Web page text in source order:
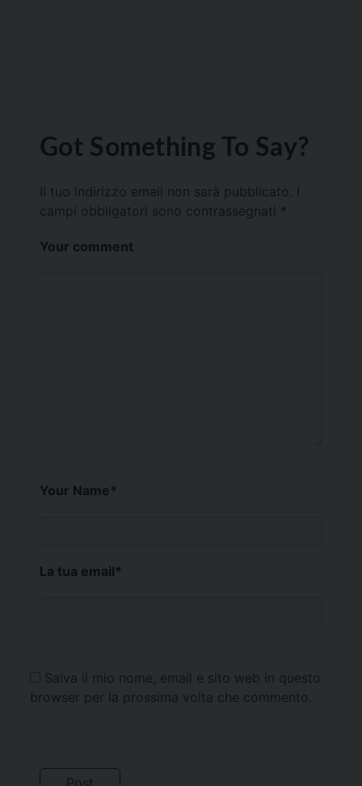
Got Something To Say?
Il tuo indirizzo email non sarà pubblicato.
campi obbligatori sono contrassegnati *
Your comment
Your Name*
La tua email*
Salva il mio nome, email e sito web in questo
browser per la prossima volta che commento.